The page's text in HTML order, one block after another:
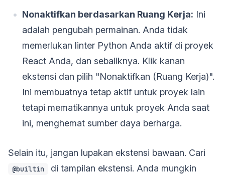
Nonaktifkan berdasarkan Ruang Kerja: Ini
adalah pengubah permainan. Anda tidak
memerlukan linter Python Anda aktif di proyek
React Anda, dan sebaliknya. Klik kanan
ekstensi dan pilih "Nonaktifkan (Ruang Kerja)".
Ini membuatnya tetap aktif untuk proyek lain
tetapi mematikannya untuk proyek Anda saat
ini, menghemat sumber daya berharga.
Selain itu, jangan lupakan ekstensi bawaan. Cari
@builtin
di tampilan ekstensi. Anda mungkin